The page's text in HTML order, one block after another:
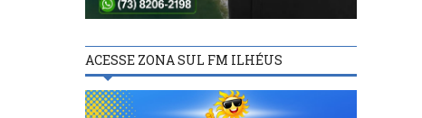
ACESSE ZONA SUL FM ILHÉUS